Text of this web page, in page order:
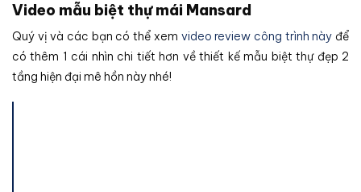
Video mẫu biệt thự mái Mansard
Quý vị và các bạn có thể xem video review công trình này để
có thêm 1 cái nhìn chi tiết hơn về thiết kế mẫu biệt thự đẹp 2
tầng hiện đại mê hồn này nhé!